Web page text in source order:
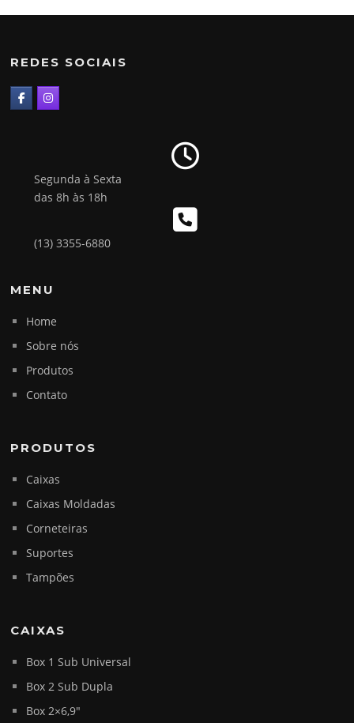
REDES SOCIAIS
Segunda à Sexta
das 8h às 18h
(13) 3355-6880
MENU
Home
Sobre nós
Produtos
Contato
PRODUTOS
Caixas
Caixas Moldadas
Corneteiras
Suportes
Tampões
CAIXAS
Box 1 Sub Universal
Box 2 Sub Dupla
Box 2×6,9″